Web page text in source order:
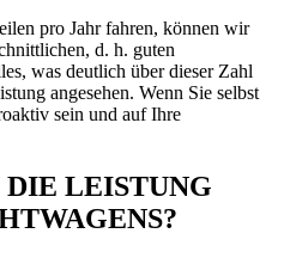
pro Jahr fahren, können wir
d. h. guten
was deutlich über dieser Zahl
angesehen. Wenn Sie selbst
sein und auf Ihre
LEISTUNG